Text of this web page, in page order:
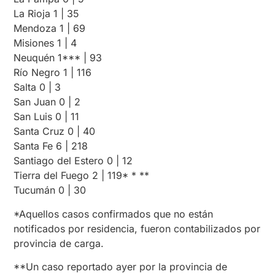
La Rioja 1 | 35
Mendoza 1 | 69
Misiones 1 | 4
Neuquén 1*** | 93
Río Negro 1 | 116
Salta 0 | 3
San Juan 0 | 2
San Luis 0 | 11
Santa Cruz 0 | 40
Santa Fe 6 | 218
Santiago del Estero 0 | 12
Tierra del Fuego 2 | 119* * **
Tucumán 0 | 30
*Aquellos casos confirmados que no están
notificados por residencia, fueron contabilizados por
provincia de carga.
**Un caso reportado ayer por la provincia de